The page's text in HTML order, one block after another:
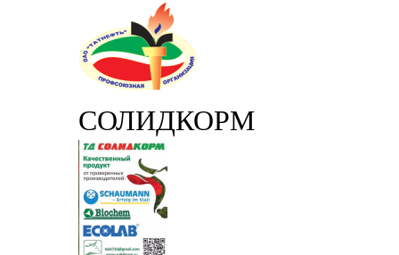
СОЛИДКОРМ